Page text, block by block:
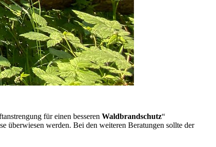
für einen besseren Waldbrandschutz“
überwiesen werden. Bei den weiteren Beratungen sollte der